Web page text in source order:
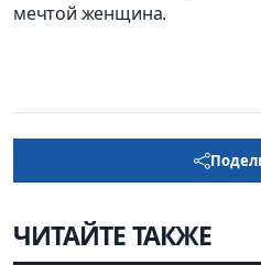
мечтой женщина.
ЧИТАЙТЕ ТАКЖЕ